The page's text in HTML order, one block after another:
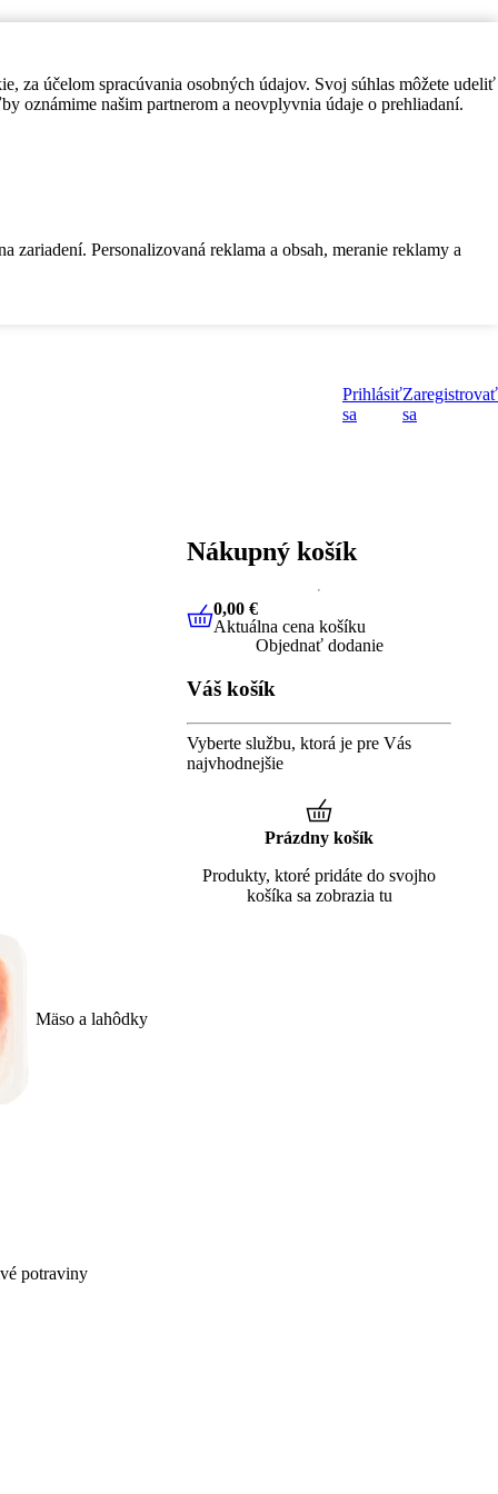
za účelom spracúvania osobných údajov. Svoj súhlas môžete udeliť
oznámime našim partnerom a neovplyvnia údaje o prehliadaní.
Personalizovaná reklama a obsah, meranie reklamy a
Prihlásiť
sa
Zaregistrovať
sa
Mäso a lahôdky
potraviny
Nákupný košík
0,00 €Aktuálna cena košíku
0,00 €
Aktuálna cena košíku
Objednať dodanie
Váš košík
Vyberte službu, ktorá je pre Vás
najvhodnejšie
Prázdny košík
Produkty, ktoré pridáte do svojho
košíka sa zobrazia tu